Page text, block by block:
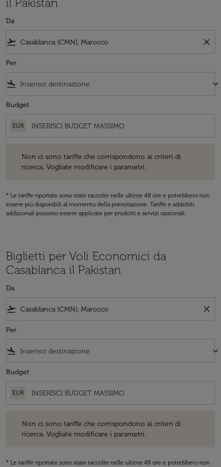
Da
flight_takeoff close
Per
flight_land keyboard_arrow_down
Budget
EUR
Non ci sono tariffe che corrispondono ai criteri di
ricerca. Vogliate modificare i parametri.
* Le tariffe riportate sono state raccolte nelle ultime 48 ore e potrebbero non
essere più disponibili al momento della prenotazione. Tariffe e addebiti
addizionali possono essere applicate per prodotti e servizi opzionali.
Biglietti per Voli Economici da
Casablanca il Pakistan
Da
flight_takeoff close
Per
flight_land keyboard_arrow_down
Budget
EUR
Non ci sono tariffe che corrispondono ai criteri di
ricerca. Vogliate modificare i parametri.
* Le tariffe riportate sono state raccolte nelle ultime 48 ore e potrebbero non